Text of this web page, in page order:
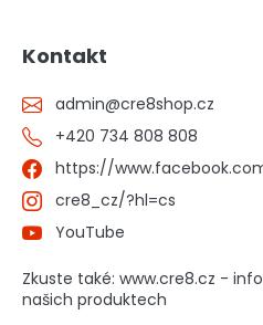
Kontakt
admin@cre8shop.cz
+420 734 808 808
https://
cre8_cz/?hl=cs
YouTube
Zkuste také: www.cre8.cz -
našich produktech